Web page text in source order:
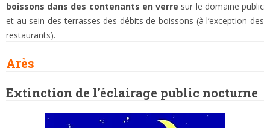
boissons dans des contenants en verre sur le domaine public
et au sein des terrasses des débits de boissons (à l’exception des
restaurants).
Arès
Extinction de l’éclairage public nocturne